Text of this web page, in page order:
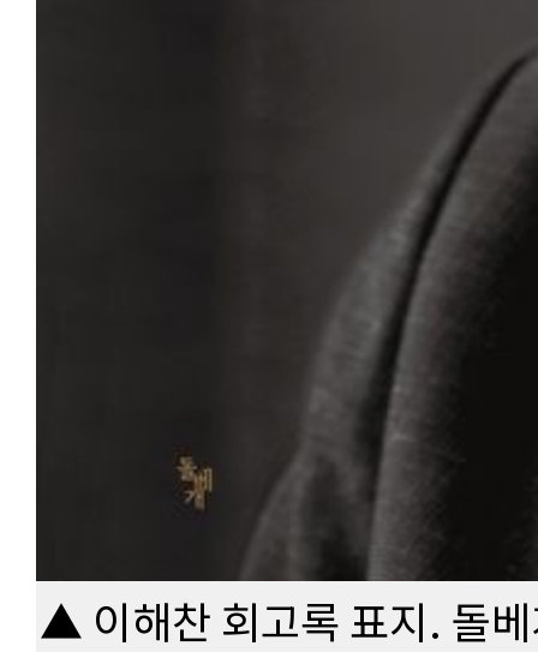
▲ 이해찬 회고록 표지. 돌